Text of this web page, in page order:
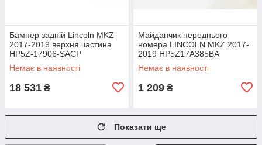
Бампер задній Lincoln MKZ
2017-2019 верхня частина
HP5Z-17906-SACP
Немає в наявності
18 531 ₴
Майданчик переднього
номера LINCOLN MKZ 2017-
2019 HP5Z17A385BA
Немає в наявності
1 209 ₴
Показати ще